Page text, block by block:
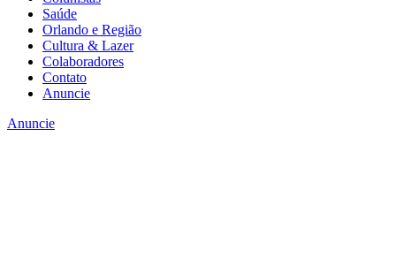
Saúde
Orlando e Região
Cultura & Lazer
Colaboradores
Contato
Anuncie
Anuncie